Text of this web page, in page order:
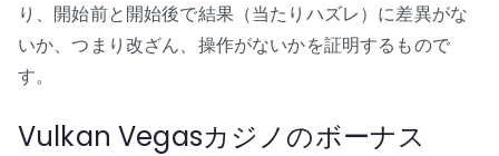
り、開始前と開始後で結果（当たりハズレ）に差異がな
いか、つまり改ざん、操作がないかを証明するもので
す。
Vulkan Vegasカジノのボーナス